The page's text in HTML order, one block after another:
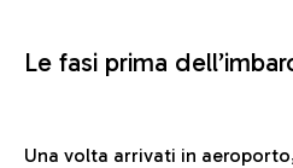
Le fasi prima
Una volta arrivati in